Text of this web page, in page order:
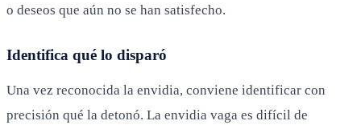
o deseos que aún no se han satisfecho.
Identifica qué lo disparó
Una vez reconocida la envidia, conviene identificar con
precisión qué la detonó. La envidia vaga es difícil de